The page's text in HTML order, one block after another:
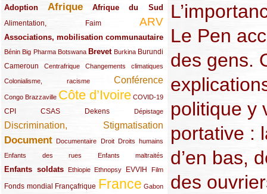
Adoption
(82/289) Afrique
(161/289) Afrique du Sud
(73/289)
Alimentation, Faim
(48/289) ARV
(203/289)
Associations, mobilisation communautaire
(65/289)
Bénin
(13/289)Big Pharma
(16/289) Botswana
(9/289) Brevet
(83/289) Burkina
(18/289) Burundi
(30/289)
Cameroun
(47/289) Centrafrique
(23/289) Changements climatiques
(10/289)
Colonialisme, racisme
(19/289) Conférence
(118/289)
Congo Brazzaville
(24/289) Côte d’Ivoire
(263/289) COVID-19
(13/289)
CPI
(48/289) CSAS
(32/289) Dekens
(29/289) Dépistage
(19/289)
Discrimination, Stigmatisation
(131/289)
Document
(145/289) Documentaire
(9/289) Droit
(20/289) Droits humains
(22/289)
Enfants des rues
(21/289) Enfants maltraités
(10/289)
Enfants soldats
(68/289) Ethiopie
(12/289) Ethnopsy
(15/289) EVVIH
(55/289) Film
(22/289)
Fonds mondial
(48/289) Françafrique
(39/289) France
(289/289) Gabon
(12/289)
Le Pen
des gens.
politique y
portative :
d’en bas,
des